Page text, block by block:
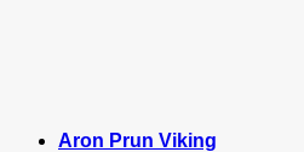
Aron Prun Viking